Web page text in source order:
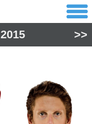
2015 >>